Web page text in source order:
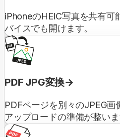
iPhoneのHEIC写真を共有可
バイスでも開けます。
PDF JPG変換
PDFページを別々のJPEG
アップロードの準備が整いま